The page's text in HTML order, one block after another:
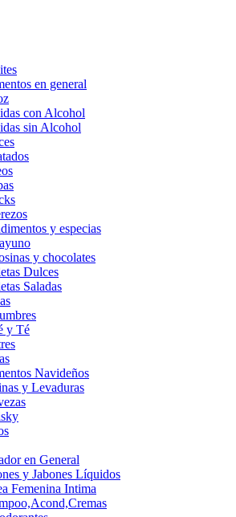
en general
con Alcohol
sin Alcohol
y especias
y chocolates
Dulces
Saladas
y Té
Navideños
y Levaduras
en General
y Jabones Líquidos
Femenina Intima